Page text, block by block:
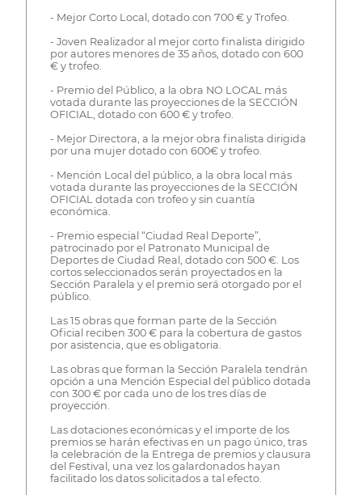
- Mejor Corto Local, dotado con 700 € y Trofeo.
- Joven Realizador al mejor corto finalista dirigido
por autores menores de 35 años, dotado con 600
€ y trofeo.
- Premio del Público, a la obra NO LOCAL más
votada durante las proyecciones de la SECCIÓN
OFICIAL, dotado con 600 € y trofeo.
- Mejor Directora, a la mejor obra finalista dirigida
por una mujer dotado con 600€ y trofeo.
- Mención Local del público, a la obra local más
votada durante las proyecciones de la SECCIÓN
OFICIAL dotada con trofeo y sin cuantía
económica.
- Premio especial “Ciudad Real Deporte”,
patrocinado por el Patronato Municipal de
Deportes de Ciudad Real, dotado con 500 €. Los
cortos seleccionados serán proyectados en la
Sección Paralela y el premio será otorgado por el
público.
Las 15 obras que forman parte de la Sección
Oficial reciben 300 € para la cobertura de gastos
por asistencia, que es obligatoria.
Las obras que forman la Sección Paralela tendrán
opción a una Mención Especial del público dotada
con 300 € por cada uno de los tres días de
proyección.
Las dotaciones económicas y el importe de los
premios se harán efectivas en un pago único, tras
la celebración de la Entrega de premios y clausura
del Festival, una vez los galardonados hayan
facilitado los datos solicitados a tal efecto.